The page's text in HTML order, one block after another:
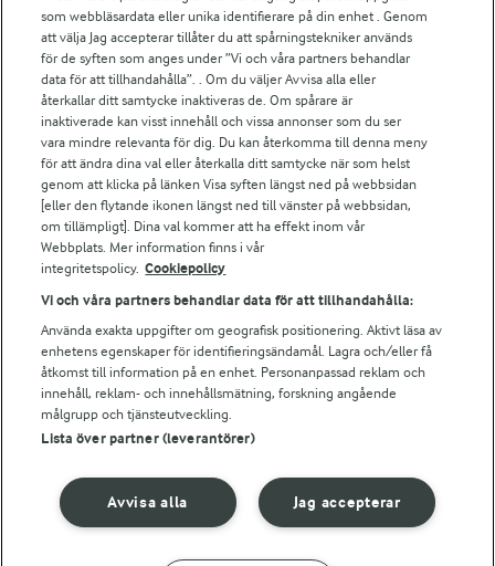
För ägare
Arlas kundportal
Arla.com
Falbygdens Ost
Arla webbshop
Bildbank
Följ oss
© 2026 Arla Foods
Integritetspolicy
som webbläsardata eller unika identifierare på din enhet . Genom
att välja Jag accepterar tillåter du att spårningstekniker används
för de syften som anges under ”Vi och våra partners behandlar
data för att tillhandahålla”. . Om du väljer Avvisa alla eller
återkallar ditt samtycke inaktiveras de. Om spårare är
inaktiverade kan visst innehåll och vissa annonser som du ser
vara mindre relevanta för dig. Du kan återkomma till denna meny
för att ändra dina val eller återkalla ditt samtycke när som helst
genom att klicka på länken Visa syften längst ned på webbsidan
[eller den flytande ikonen längst ned till vänster på webbsidan,
om tillämpligt]. Dina val kommer att ha effekt inom vår
Webbplats. Mer information finns i vår
integritetspolicy. Cookiepolicy
Vi och våra partners behandlar data för att tillhandahålla:
Använda exakta uppgifter om geografisk positionering. Aktivt läsa av
enhetens egenskaper för identifieringsändamål. Lagra och/eller få
åtkomst till information på en enhet. Personanpassad reklam och
innehåll, reklam- och innehållsmätning, forskning angående
målgrupp och tjänsteutveckling.
Lista över partner (leverantörer)
Jag accepterar
Avvisa alla